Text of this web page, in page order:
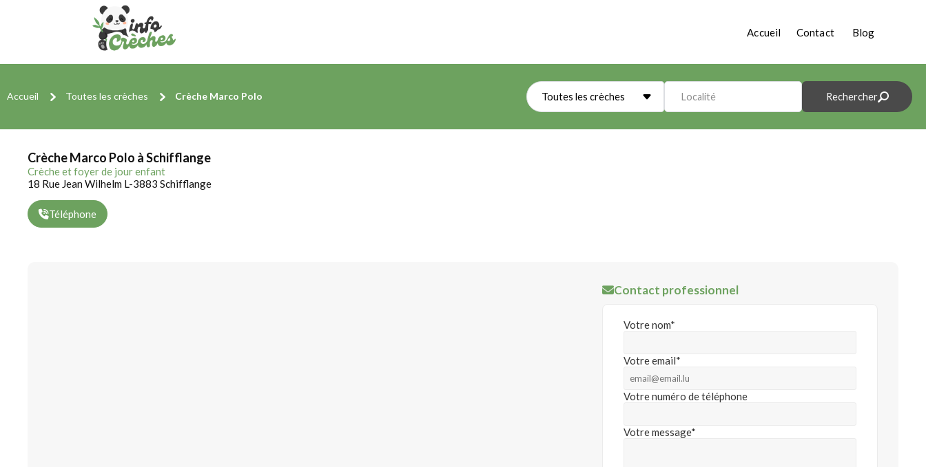
Accueil Contact Blog
Accueil Toutes les crèches Crèche Marco Polo Toutes les crèches Localité Rechercher
Crèche Marco Polo à Schifflange
Crèche et foyer de jour enfant
18 Rue Jean Wilhelm L-3883 Schifflange
Téléphone
Contact professionnel
Votre nom*
Votre email*
Votre numéro de téléphone
Votre message*